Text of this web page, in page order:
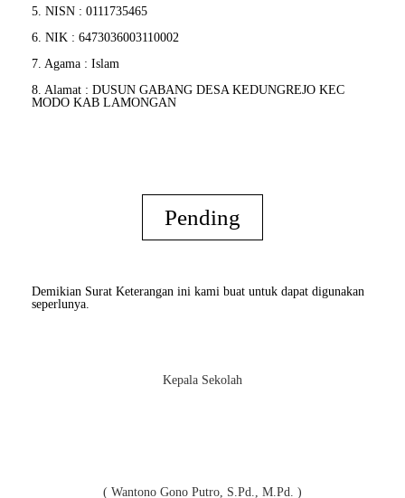
5. NISN : 0111735465
6. NIK : 6473036003110002
7. Agama : Islam
8. Alamat : DUSUN GABANG DESA KEDUNGREJO KEC
MODO KAB LAMONGAN
Pending
Demikian Surat Keterangan ini kami buat untuk dapat digunakan
seperlunya.
Kepala Sekolah
( Wantono Gono Putro, S.Pd., M.Pd. )